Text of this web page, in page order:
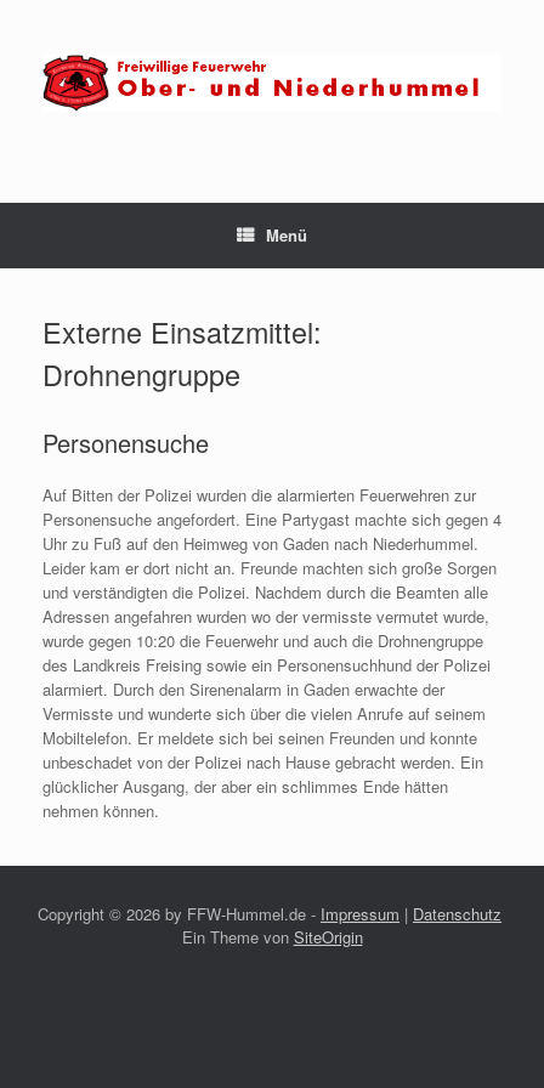
springen
Menü
Externe Einsatzmittel:
Drohnengruppe
Personensuche
Auf Bitten der Polizei wurden die alarmierten Feuerwehren zur
Personensuche angefordert. Eine Partygast machte sich gegen 4
Uhr zu Fuß auf den Heimweg von Gaden nach Niederhummel.
Leider kam er dort nicht an. Freunde machten sich große Sorgen
und verständigten die Polizei. Nachdem durch die Beamten alle
Adressen angefahren wurden wo der vermisste vermutet wurde,
wurde gegen 10:20 die Feuerwehr und auch die Drohnengruppe
des Landkreis Freising sowie ein Personensuchhund der Polizei
alarmiert. Durch den Sirenenalarm in Gaden erwachte der
Vermisste und wunderte sich über die vielen Anrufe auf seinem
Mobiltelefon. Er meldete sich bei seinen Freunden und konnte
unbeschadet von der Polizei nach Hause gebracht werden. Ein
glücklicher Ausgang, der aber ein schlimmes Ende hätten
nehmen können.
Copyright © 2026 by FFW-Hummel.de - Impressum | Datenschutz
Ein Theme von SiteOrigin